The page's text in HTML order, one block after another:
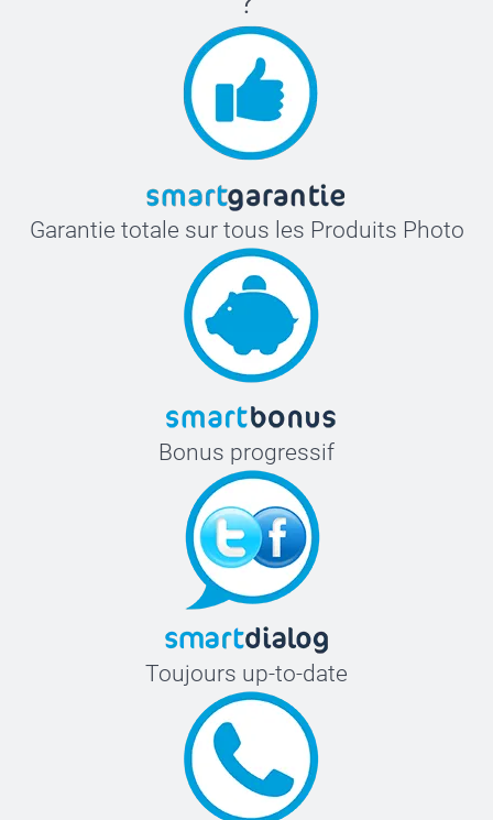
Garantie totale sur tous les Produits Photo
Bonus progressif
Toujours up-to-date